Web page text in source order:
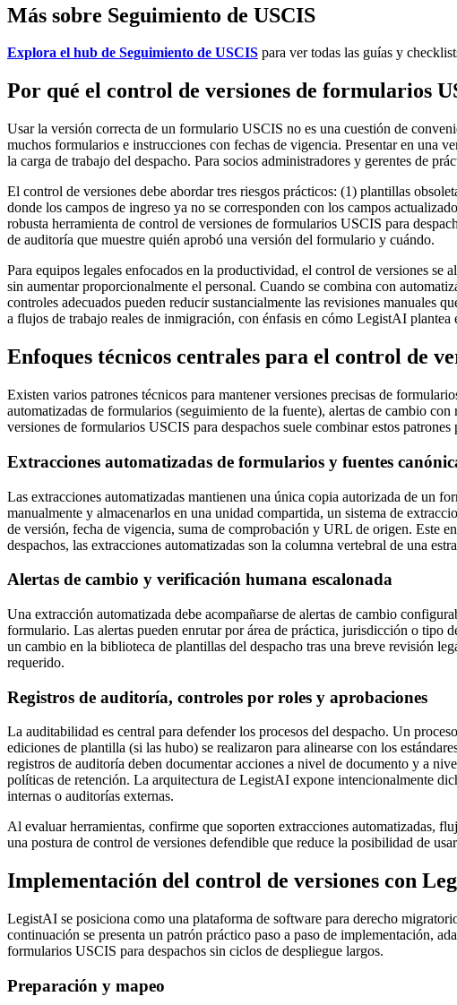
Más sobre Seguimiento de USCIS
Explora el hub de Seguimiento de USCIS para ver todas las guías y
Por qué el control de versiones de formularios
Usar la versión correcta de un formulario USCIS no es una cuestión de
muchos formularios e instrucciones con fechas de vigencia. Presentar en una
la carga de trabajo del despacho. Para socios administradores y gerentes de
El control de versiones debe abordar tres riesgos prácticos: (1) plantillas
donde los campos de ingreso ya no se corresponden con los campos
robusta herramienta de control de versiones de formularios USCIS para
de auditoría que muestre quién aprobó una versión del formulario y cuándo.
Para equipos legales enfocados en la productividad, el control de versiones
sin aumentar proporcionalmente el personal. Cuando se combina con
controles adecuados pueden reducir sustancialmente las revisiones manuales
a flujos de trabajo reales de inmigración, con énfasis en cómo LegistAI plantea
Enfoques técnicos centrales para el control de
Existen varios patrones técnicos para mantener versiones precisas de
automatizadas de formularios (seguimiento de la fuente), alertas de cambio
versiones de formularios USCIS para despachos suele combinar estos
Extracciones automatizadas de formularios y fuentes
Las extracciones automatizadas mantienen una única copia autorizada de un
manualmente y almacenarlos en una unidad compartida, un sistema de
de versión, fecha de vigencia, suma de comprobación y URL de origen. Este
despachos, las extracciones automatizadas son la columna vertebral de una
Alertas de cambio y verificación humana escalonada
Una extracción automatizada debe acompañarse de alertas de cambio
formulario. Las alertas pueden enrutar por área de práctica, jurisdicción o tipo
un cambio en la biblioteca de plantillas del despacho tras una breve revisión
requerido.
Registros de auditoría, controles por roles y aprobaciones
La auditabilidad es central para defender los procesos del despacho. Un
ediciones de plantilla (si las hubo) se realizaron para alinearse con los
registros de auditoría deben documentar acciones a nivel de documento y a
políticas de retención. La arquitectura de LegistAI expone intencionalmente
internas o auditorías externas.
Al evaluar herramientas, confirme que soporten extracciones automatizadas,
una postura de control de versiones defendible que reduce la posibilidad de
Implementación del control de versiones con
LegistAI se posiciona como una plataforma de software para derecho
continuación se presenta un patrón práctico paso a paso de implementación,
formularios USCIS para despachos sin ciclos de despliegue largos.
Preparación y mapeo